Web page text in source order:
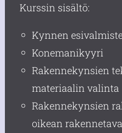
Kurssin sisältö:
Kynnen
Konemanikyyri
Rakennekynsien
materiaalin valinta
Rakennekynsien
oikean